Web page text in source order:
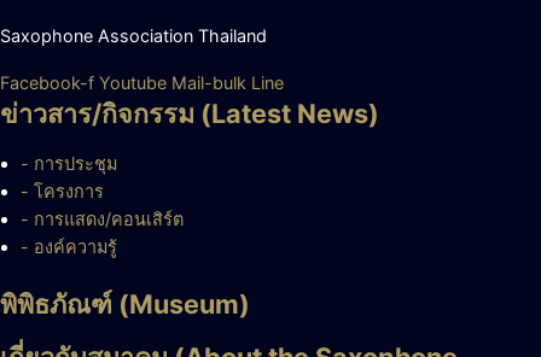
Saxophone Association Thailand
Facebook-f Youtube Mail-bulk Line
ข่าวสาร/กิจกรรม (Latest News)
- การประชุม
- โครงการ
- การแสดง/คอนเสิร์ต
- องค์ความรู้
พิพิธภัณฑ์ (Museum)